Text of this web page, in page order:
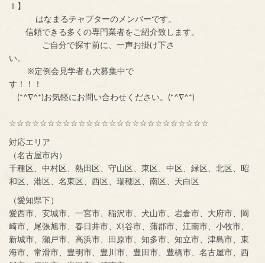
Ｉ】
はなまるチャプターのメンバーです。
信頼できる多くの専門業者をご紹介致します。
ご自分で探す前に、一声お掛け下さ
い。
※定例会見学者も大募集中で
す！！！
(*^∇^*)お気軽にお問い合わせください。(*^∇^*)
☆☆☆☆☆☆☆☆☆☆☆☆☆☆☆☆☆☆☆☆☆☆☆☆☆☆
対応エリア
（名古屋市内）
千種区、中村区、熱田区、守山区、東区、中区、緑区、北区、昭
和区、港区、名東区、西区、瑞穂区、南区、天白区
（愛知県下）
愛西市、安城市、一宮市、稲沢市、犬山市、岩倉市、大府市、岡
崎市、尾張旭市、春日井市、刈谷市、蒲郡市、江南市、小牧市、
新城市、瀬戸市、高浜市、田原市、知多市、知立市、津島市、東
海市、常滑市、豊明市、豊川市、豊田市、豊橋市、名古屋市、西